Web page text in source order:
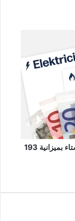
هولندا تعيد إطلاق صندوق دعم الطاقة قبل الشتاء بميزانية 193